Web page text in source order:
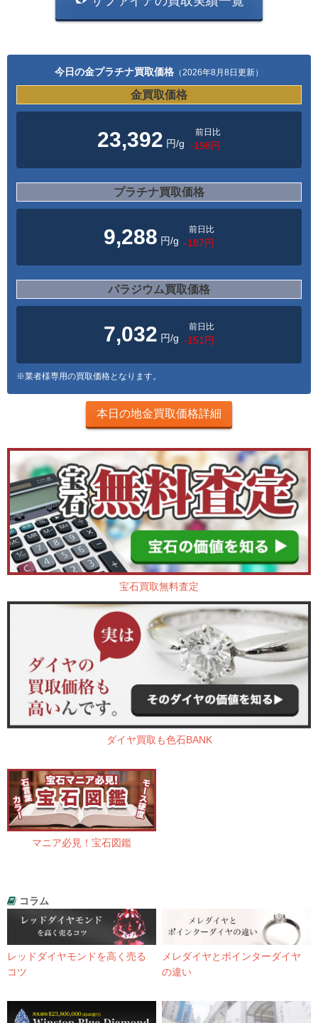
今日の金プラチナ買取価格 （2026年8月8日更新）
金買取価格
23,392 円/g
前日比
-198円
プラチナ買取価格
9,288 円/g
前日比
-187円
パラジウム買取価格
7,032 円/g
前日比
-151円
※業者様専用の買取価格となります。
本日の地金買取価格詳細
宝石買取無料査定
ダイヤ買取も色石BANK
マニア必見！宝石図鑑
コラム
レッドダイヤモンドを高く売る
コツ
メレダイヤとポインターダイヤ
の違い